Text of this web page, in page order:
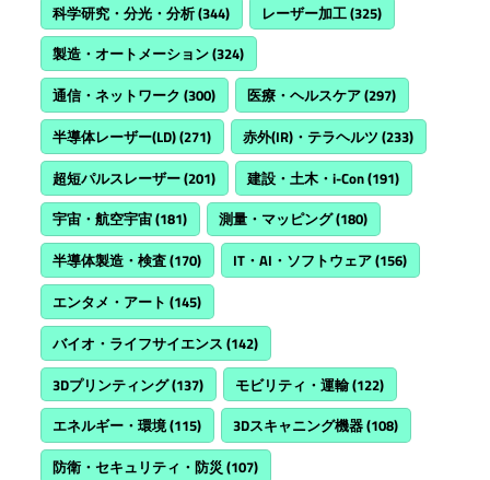
科学研究・分光・分析(344) レーザー加工(325)
製造・オートメーション(324)
通信・ネットワーク (300) 医療・ヘルスケア(297)
半導体レーザー(LD)(271) 赤外(IR)・テラヘルツ (233)
超短パルスレーザー(201) 建設・土木・i-Con(191)
宇宙・航空宇宙(181) 測量・マッピング(180)
半導体製造・検査(170) IT・AI・ソフトウェア(156)
エンタメ・アート (145)
バイオ・ライフサイエンス (142)
3Dプリンティング(137) モビリティ・運輸(122)
エネルギー・環境(115) 3Dスキャニング機器(108)
防衛・セキュリティ・防災(107)